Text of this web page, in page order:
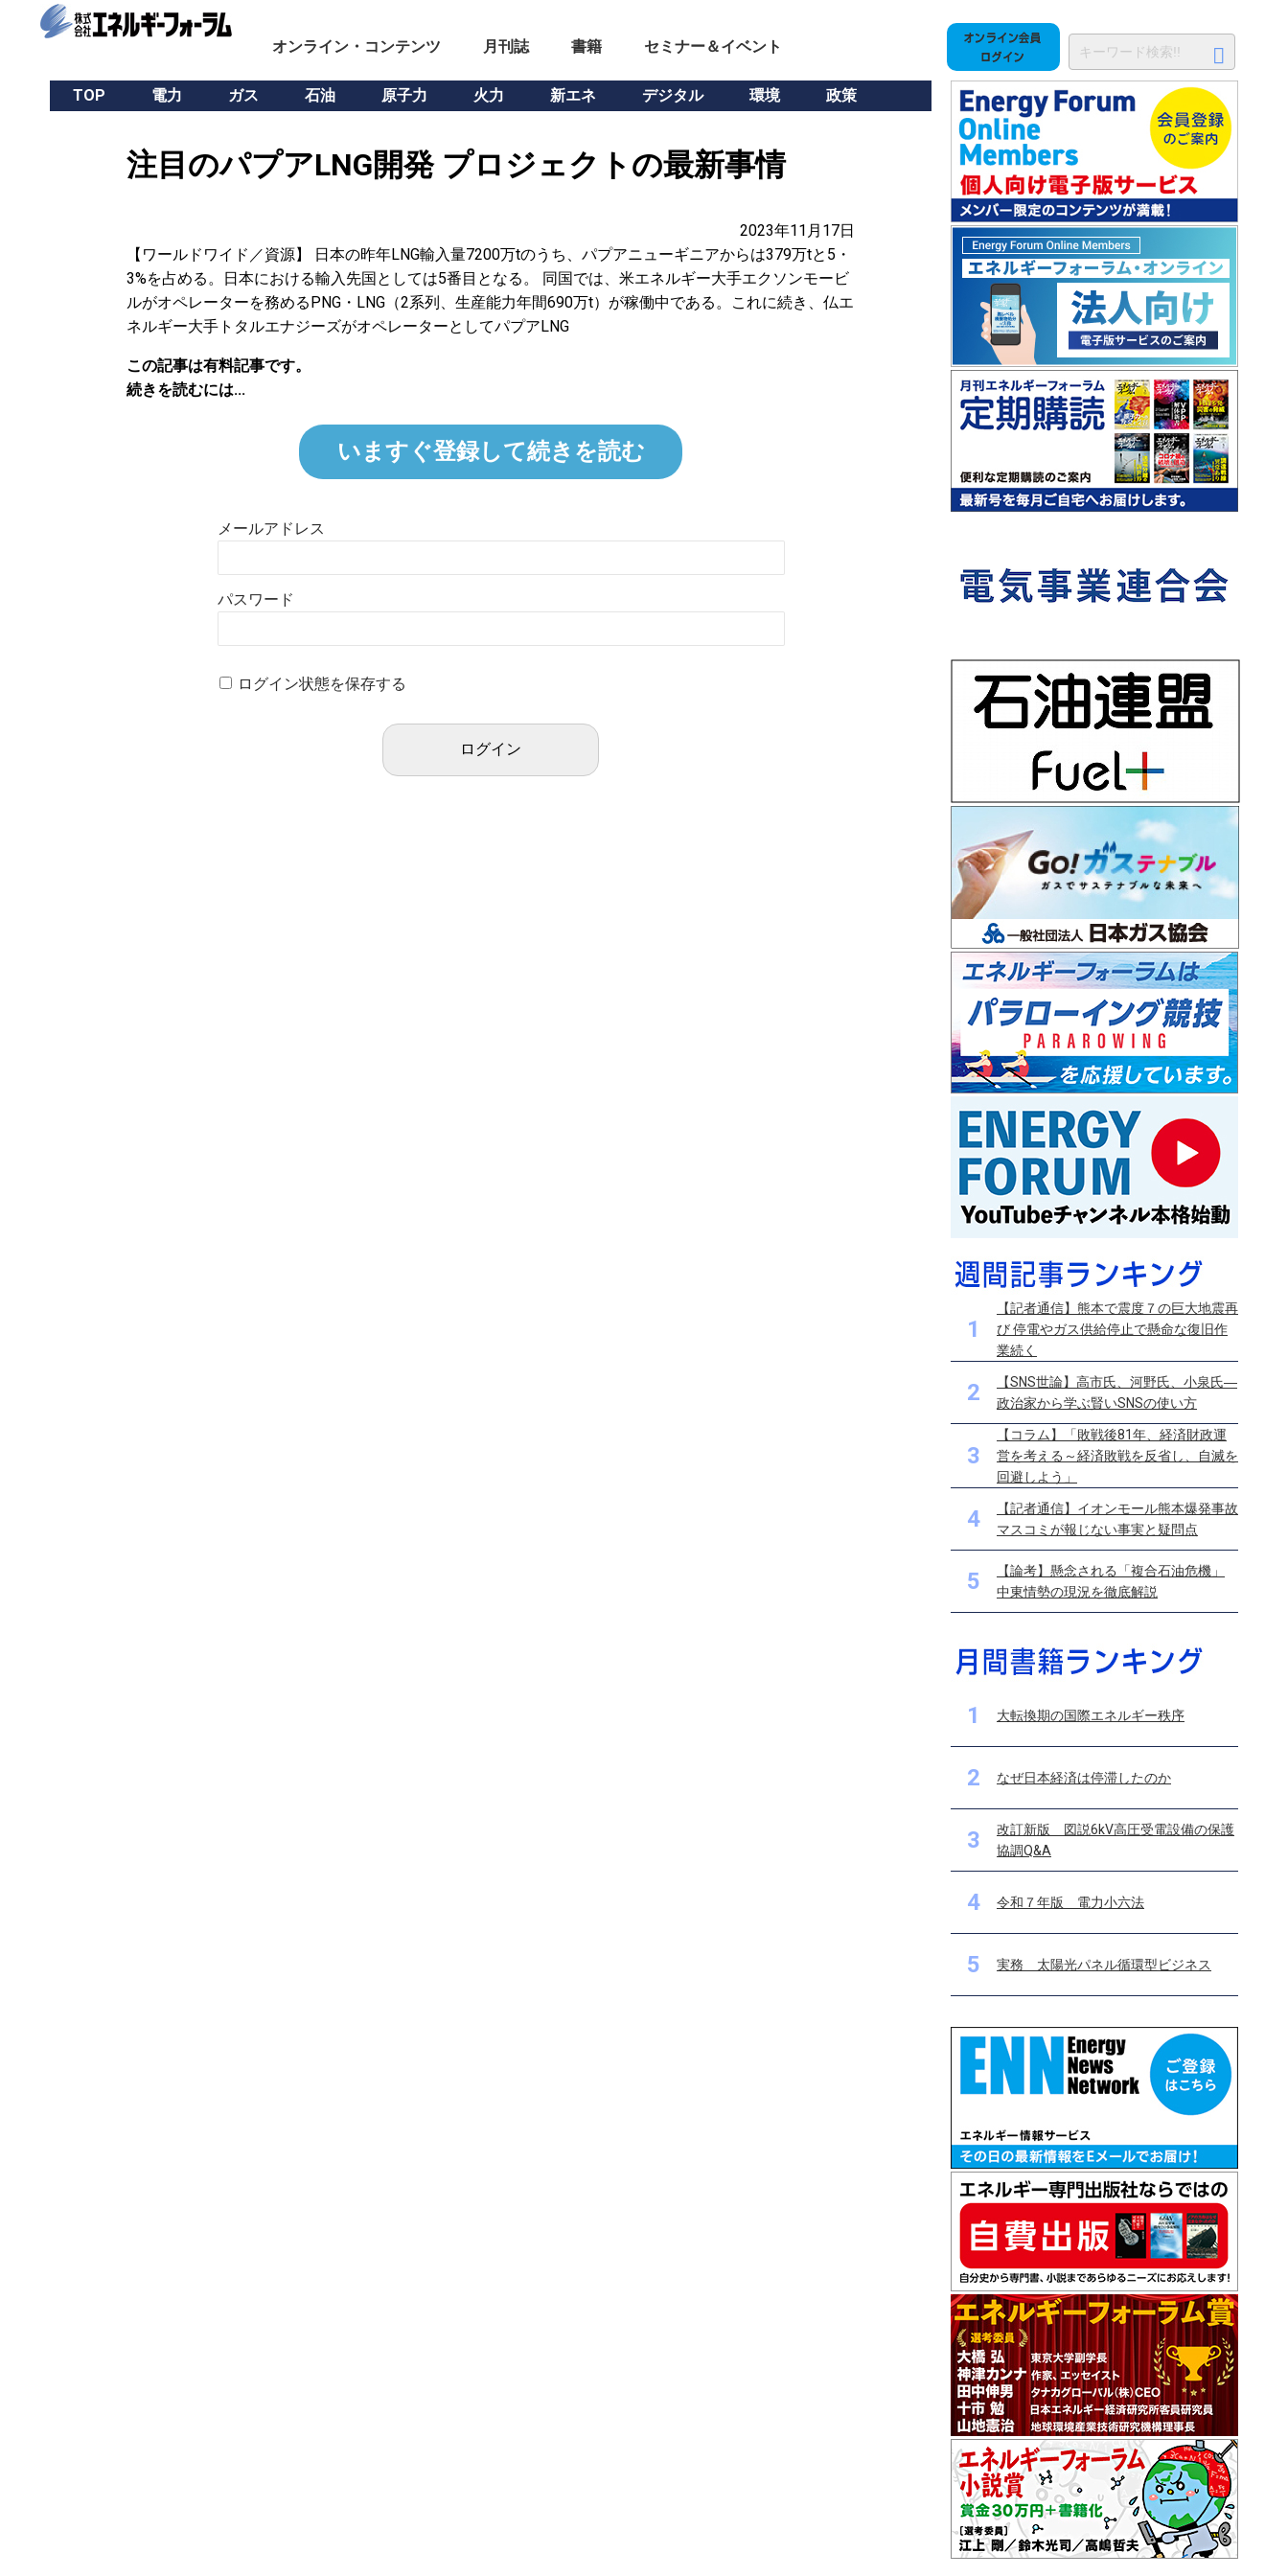
オンライン・コンテンツ 月刊誌 書籍 セミナー＆イベント
TOP 電力 ガス 石油 原子力 火力 新エネ デジタル 環境 政策
注目のパプアLNG開発 プロジェクトの最新事情
2023年11月17日
【ワールドワイド／資源】 日本の昨年LNG輸入量7200万tのうち、パプアニューギニアからは379万tと5・
3%を占める。日本における輸入先国としては5番目となる。 同国では、米エネルギー大手エクソンモービ
ルがオペレーターを務めるPNG・LNG（2系列、生産能力年間690万t）が稼働中である。これに続き、仏エ
ネルギー大手トタルエナジーズがオペレーターとしてパプアLNG
この記事は有料記事です。
続きを読むには...
いますぐ登録して続きを読む
メールアドレス
パスワード
ログイン状態を保存する
1
【記者通信】熊本で震度７の巨大地震再
び 停電やガス供給停止で懸命な復旧作
業続く
2
【SNS世論】高市氏、河野氏、小泉氏―
政治家から学ぶ賢いSNSの使い方
3
【コラム】「敗戦後81年、経済財政運
営を考える～経済敗戦を反省し、自滅を
回避しよう」
4
【記者通信】イオンモール熊本爆発事故
マスコミが報じない事実と疑問点
5
【論考】懸念される「複合石油危機」
中東情勢の現況を徹底解説
1 大転換期の国際エネルギー秩序
2 なぜ日本経済は停滞したのか
3
改訂新版 図説6kV高圧受電設備の保護
協調Q&A
4 令和７年版 電力小六法
5 実務 太陽光パネル循環型ビジネス